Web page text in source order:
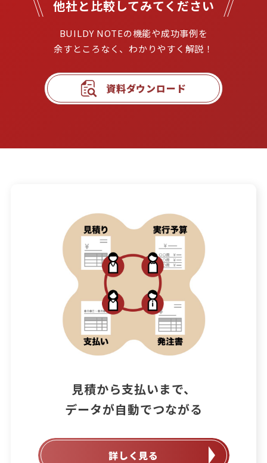
他社と比較してみてください
BUILDY NOTEの機能や成功事例を
余すところなく、わかりやすく解説！
資料ダウンロード
見積から支払いまで、
データが自動でつながる
詳しく見る